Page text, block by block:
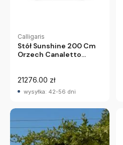
Calligaris
Stół Sunshine 200 Cm
Orzech Canaletto
21276.00 zł
wysyłka: 42-56 dni